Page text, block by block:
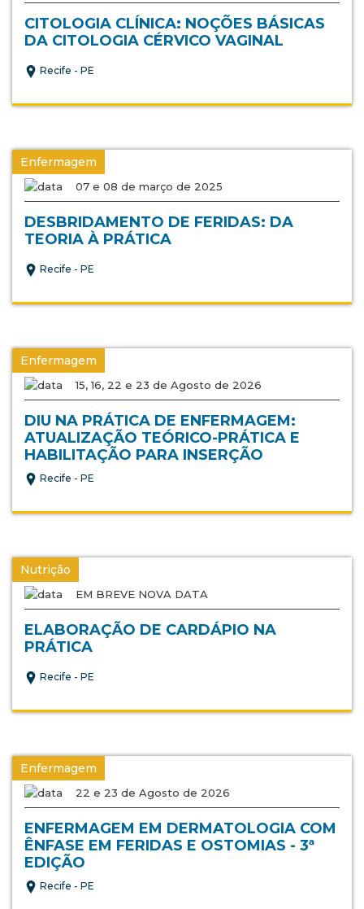
CITOLOGIA CLÍNICA: NOÇÕES BÁSICAS
DA CITOLOGIA CÉRVICO VAGINAL
Recife - PE
Enfermagem
07 e 08 de março de 2025
DESBRIDAMENTO DE FERIDAS: DA
TEORIA À PRÁTICA
Recife - PE
Enfermagem
15, 16, 22 e 23 de Agosto de 2026
DIU NA PRÁTICA DE ENFERMAGEM:
ATUALIZAÇÃO TEÓRICO-PRÁTICA E
HABILITAÇÃO PARA INSERÇÃO
Recife - PE
Nutrição
EM BREVE NOVA DATA
ELABORAÇÃO DE CARDÁPIO NA
PRÁTICA
Recife - PE
Enfermagem
22 e 23 de Agosto de 2026
ENFERMAGEM EM DERMATOLOGIA COM
ÊNFASE EM FERIDAS E OSTOMIAS - 3ª
EDIÇÃO
Recife - PE